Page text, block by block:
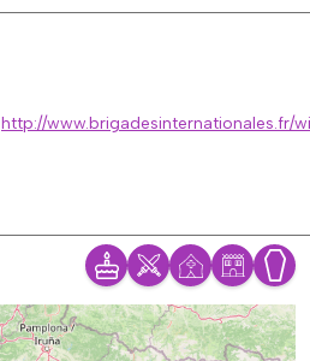
http://www.brigadesinternationales.fr/